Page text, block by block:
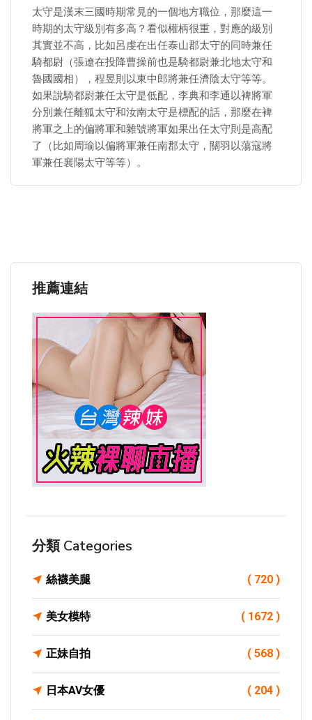
太守是漢末三國時期常見的一個地方職位，那麼這一
時期的太守級別有多高？看似權柄很重，對應的級別
其實並不高，比如呂虔在出任泰山郡太守的同時兼任
騎都尉（張遼在投降曹操前也是騎都尉兼北地太守和
魯國國相），程昱則以東中郎將兼任濟陰太守等等。
如果說騎都尉兼任太守是低配，李典和李通以裨將軍
分別兼任離狐太守和汝南太守是標配的話，那麼在裨
將軍之上的偏將軍和雜號將軍如果出任太守則是高配
了（比如周瑜以偏將軍兼任南郡太守，關羽以蕩寇將
軍兼任襄陽太守等等）。
推薦連結
分類 Categories
絲襪美腿 ( 720 )
美女模特 ( 1672 )
正妹自拍 ( 568 )
日本AV女優 ( 204 )